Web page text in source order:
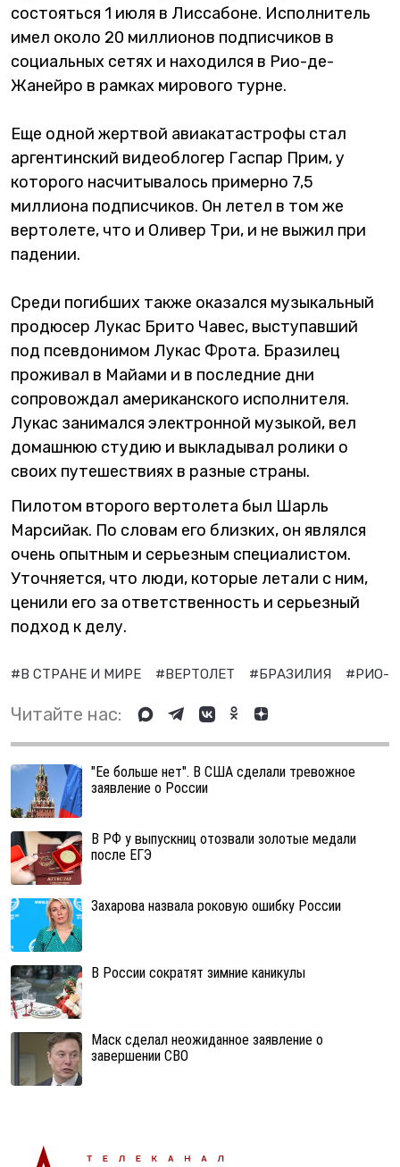
состояться 1 июля в Лиссабоне. Исполнитель
имел около 20 миллионов подписчиков в
социальных сетях и находился в Рио-де-
Жанейро в рамках мирового турне.
Еще одной жертвой авиакатастрофы стал
аргентинский видеоблогер Гаспар Прим, у
которого насчитывалось примерно 7,5
миллиона подписчиков. Он летел в том же
вертолете, что и Оливер Три, и не выжил при
падении.
Среди погибших также оказался музыкальный
продюсер Лукас Брито Чавес, выступавший
под псевдонимом Лукас Фрота. Бразилец
проживал в Майами и в последние дни
сопровождал американского исполнителя.
Лукас занимался электронной музыкой, вел
домашнюю студию и выкладывал ролики о
своих путешествиях в разные страны.
Пилотом второго вертолета был Шарль
Марсийак. По словам его близких, он являлся
очень опытным и серьезным специалистом.
Уточняется, что люди, которые летали с ним,
ценили его за ответственность и серьезный
подход к делу.
#В СТРАНЕ И МИРЕ #ВЕРТОЛЕТ #БРАЗИЛИЯ #РИО-
Читайте нас:
"Ее больше нет". В США сделали тревожное
заявление о России
В РФ у выпускниц отозвали золотые медали
после ЕГЭ
Захарова назвала роковую ошибку России
В России сократят зимние каникулы
Маск сделал неожиданное заявление о
завершении СВО